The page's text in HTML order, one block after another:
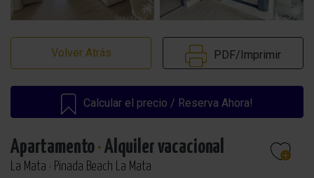
Volver Atrás PDF/Imprimir
Calcular el precio / Reserva Ahora!
Apartamento·Alquiler vacacional
La Mata · Pinada Beach La Mata